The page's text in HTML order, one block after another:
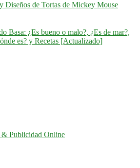
Diseños de Tortas de Mickey Mouse
Basa: ¿Es bueno o malo?, ¿Es de mar?,
es? y Recetas [Actualizado]
Publicidad Online